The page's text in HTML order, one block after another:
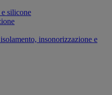
silicone
insonorizzazione e